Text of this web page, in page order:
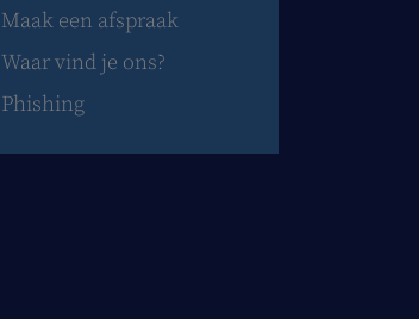
Maak een afspraak
Waar vind je ons?
Phishing